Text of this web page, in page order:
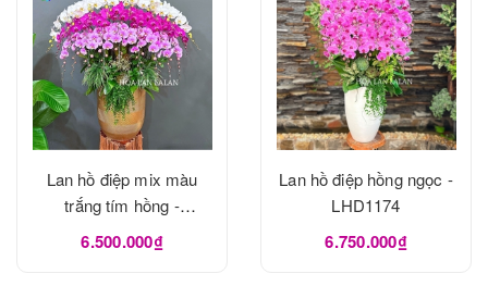
Lan hồ điệp mix màu
trắng tím hồng -
LHD1175
6.500.000₫
Lan hồ điệp hồng ngọc -
LHD1174
6.750.000₫